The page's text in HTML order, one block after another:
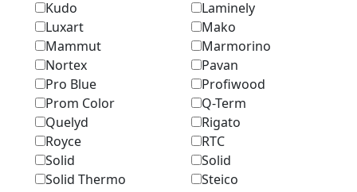
Kudo
Laminely
Luxart
Mako
Mammut
Marmоrino
Nortex
Pavan
Pro Blue
Profiwood
Prom Color
Q-Term
Quelyd
Rigato
Royce
RTC
Solid
Solid
Solid Thermo
Steico